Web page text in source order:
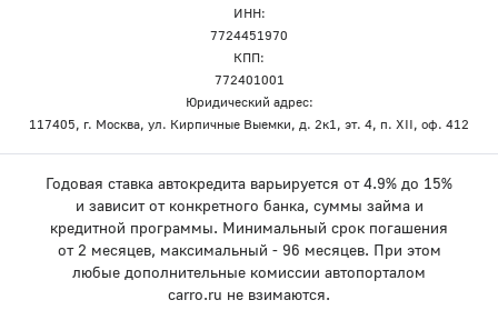
ИНН:
7724451970
КПП:
772401001
Юридический адрес:
117405, г. Москва, ул. Кирпичные Выемки, д. 2к1, эт. 4, п. XII, оф. 412
Годовая ставка автокредита варьируется от 4.9% до 15%
и зависит от конкретного банка, суммы займа и
кредитной программы. Минимальный срок погашения
от 2 месяцев, максимальный - 96 месяцев. При этом
любые дополнительные комиссии автопорталом
carro.ru не взимаются.